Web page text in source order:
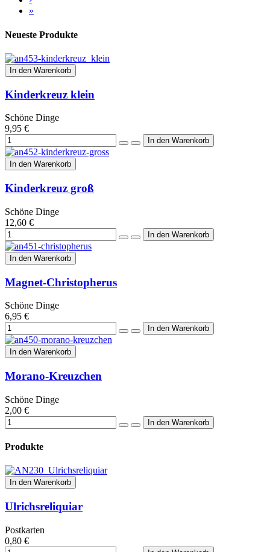
»
Neueste Produkte
In den Warenkorb
Kinderkreuz klein
Schöne Dinge
9,95 €
In den Warenkorb
Kinderkreuz groß
Schöne Dinge
12,60 €
In den Warenkorb
Magnet-Christopherus
Schöne Dinge
6,95 €
In den Warenkorb
Morano-Kreuzchen
Schöne Dinge
2,00 €
Produkte
In den Warenkorb
Ulrichsreliquiar
Postkarten
0,80 €